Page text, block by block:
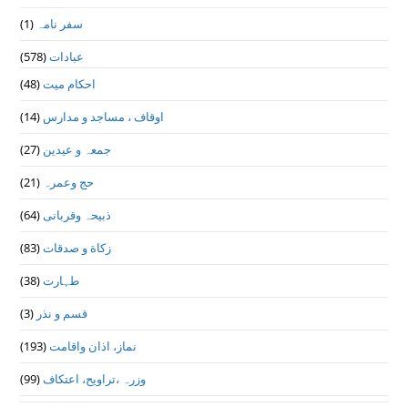
سفر نامہ
(1)
عبادات(578)
احکام میت(48)
اوقاف ، مساجد و مدارس (14)
جمعہ و عیدین (27)
حج وعمرہ
(21)
ذبیحہ وقربانی (64)
زکاة و صدقات(83)
طہارت(38)
قسم و نذر (3)
نماز، اذان واقامت(193)
وزرہ ،تراويح، اعتكاف(99)